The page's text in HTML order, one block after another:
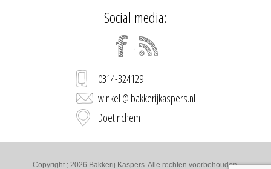
Social media:
0314-324129
winkel @ bakkerijkaspers.nl
Doetinchem
Copyright ; 2026 Bakkerij Kaspers. Alle rechten voorbehouden.